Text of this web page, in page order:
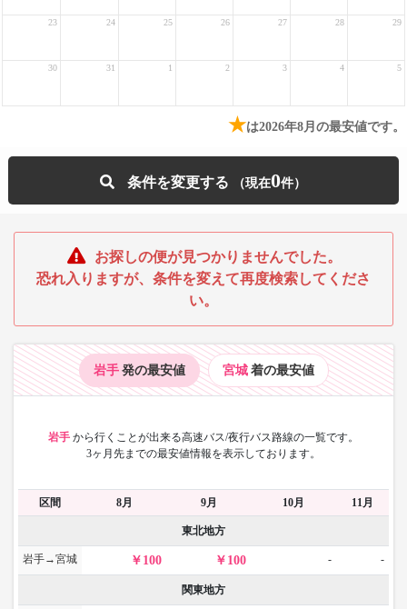
23 24 25 26 27 28 29
30 31 1 2 3 4 5
★は2026年8月の最安値です。
条件を変更する 0
お探しの便が見つかりませんでした。
恐れ入りますが、条件を変えて再度検索してくださ
い。
岩手 発の最安値 宮城 着の最安値
岩手 から行くことが出来る高速バス/夜行バス路線の一覧です。
3ヶ月先までの最安値情報を表示しております。
区間 8月 9月 10月 11月
東北地方
岩手→宮城 100 100 - -
関東地方